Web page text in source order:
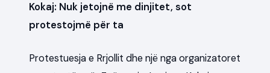
Kokaj: Nuk jetojnë me dinjitet, sot
protestojmë për ta
Protestuesja e Rrjollit dhe një nga organizatoret